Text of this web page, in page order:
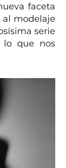
faceta
al modelaje
serie
lo que nos